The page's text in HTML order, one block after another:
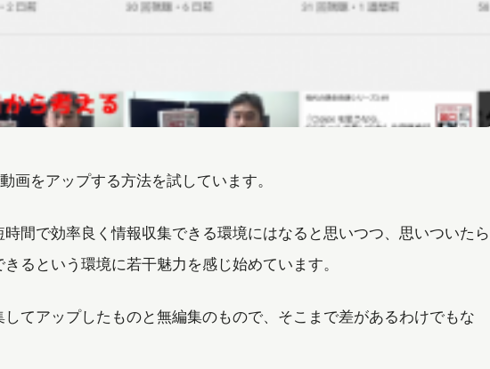
画をアップする方法を試しています。
間で効率良く情報収集できる環境にはなると思いつつ、思いついたら
るという環境に若干魅力を感じ始めています。
てアップしたものと無編集のもので、そこまで差があるわけでもな